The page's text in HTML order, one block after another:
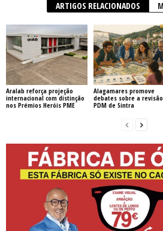
ARTIGOS RELACIONADOS
Aralab reforça projeção
internacional com distinção
nos Prémios Heróis PME
Alagamares promove
debates sobre a
PDM de Sintra